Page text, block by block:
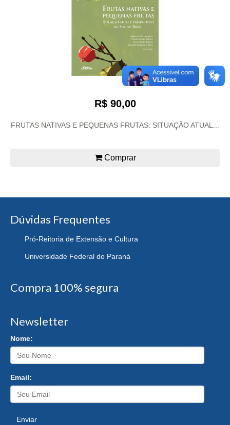
R$ 90,00
FRUTAS NATIVAS E PEQUENAS FRUTAS: SITUAÇÃO ATUAL...
Comprar
Dúvidas Frequentes
Pró-Reitoria de Extensão e Cultura
Universidade Federal do Paraná
Compra 100% segura
Newsletter
Nome:
Email:
Enviar